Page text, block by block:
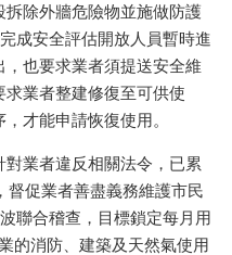
除外牆危險物並施做防護
成安全評估開放人員暫時進
也要求業者須提送安全維
業者整建修復至可供使
才能申請恢復使用。
業者違反相關法令，已累
督促業者善盡義務維護市民
聯合稽查，目標鎖定每月用
的消防、建築及天然氣使用